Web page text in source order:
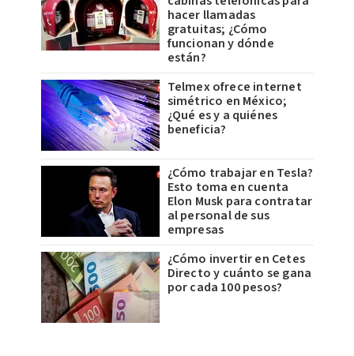
hacer llamadas
gratuitas; ¿Cómo
funcionan y dónde
están?
Telmex ofrece internet
simétrico en México;
¿Qué es y a quiénes
beneficia?
¿Cómo trabajar en Tesla?
Esto toma en cuenta
Elon Musk para contratar
al personal de sus
empresas
¿Cómo invertir en Cetes
Directo y cuánto se gana
por cada 100 pesos?